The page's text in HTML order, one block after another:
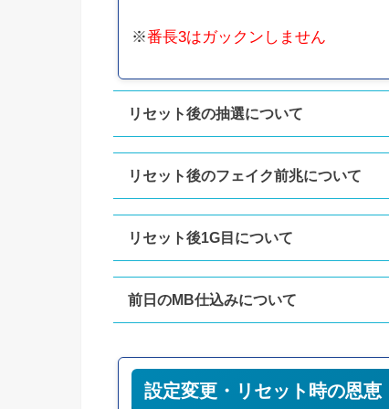
※番長3はガックンしません
リセット後の抽選について
リセット後の抽選について
朝一はART間規定ベル回数天井が
200回から128回に短縮されます。
50%でリセットされます。
50%は前日のベル回数のままスタートし、
ベルモードも規定回数も全てリセットされ、
前日の状態を引き継ぎません。
(どちらも天井ベル回数は128回固定)
リセット後のフェイク前兆について
ベルカウンターのゾーンを示唆する
エフェクトやフェイク前兆は据え置きでも
「当日のベル回数に準拠」しています。
(当日依存タイプ)
できない仕組みになっているということです。
リセット後1G目について
リセットの有無に関わらず
番長3はガックンしない仕様です。
RT状態は前日のものを引き継ぐため、
朝一RTスタートの有無ではリセット判別が
できません。(リセ後もナビが出ることあり！)
前日のMB仕込みについて
▼前日MB仕込みのオススメ停止系
設定変更・リセット時の恩恵